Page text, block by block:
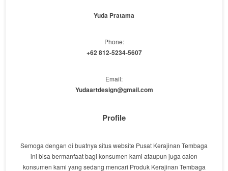
Yuda Pratama
Phone:
+62 812-5234-5607
Email:
Yudaartdesign@gmail.com
Profile
Semoga dengan di buatnya situs website Pusat Kerajinan Tembaga
ini bisa bermanfaat bagi konsumen kami ataupun juga calon
konsumen kami yang sedang mencari Produk Kerajinan Tembaga